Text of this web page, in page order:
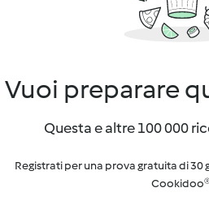
Vuoi preparare
Questa e altre 100 000
Registrati per una prova gratuita di